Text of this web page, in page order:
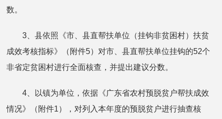
数。
3、县依照《市、县直帮扶单位（挂钩非贫困村）扶贫
成效考核指标》（附件5）对市、县直帮扶单位挂钩的52个
非省定贫困村进行全面核查，并提出建议分数。
4、以镇为单位，依据《广东省农村预脱贫户帮扶成效
情况》（附件1），对列入本年度的预脱贫户进行抽查核